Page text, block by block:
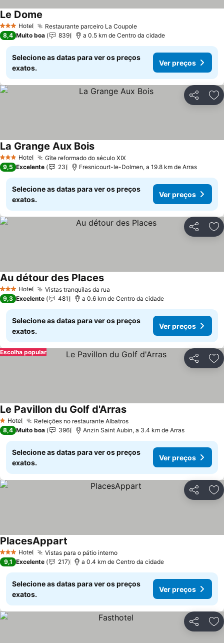
3 EstrelasHotel Restaurante parceiro La Coupole
Le Dome
8,4 Muito boa 839 a 0.5 km de Centro da cidade
Selecione as datas para ver os preços
exatos.
Ver preços
Partilhar
3 EstrelasHotel Gîte reformado do século XIX
La Grange Aux Bois
9,5 Excelente 23 Fresnicourt-le-Dolmen, a 19.8 km de Arras
Selecione as datas para ver os preços
exatos.
Ver preços
Partilhar
3 EstrelasHotel Vistas tranquilas da rua
Au détour des Places
9,3 Excelente 481 a 0.6 km de Centro da cidade
Selecione as datas para ver os preços
exatos.
Ver preços
Partilhar
Escolha popular
1 Estrelas
Hotel Refeições no restaurante Albatros
Le Pavillon du Golf d'Arras
8,4 Muito boa 396 Anzin Saint Aubin, a 3.4 km de Arras
Selecione as datas para ver os preços
exatos.
Ver preços
Partilhar
3 EstrelasHotel Vistas para o pátio interno
PlacesAppart
9,1 Excelente 217 a 0.4 km de Centro da cidade
Selecione as datas para ver os preços
exatos.
Ver preços
Partilhar